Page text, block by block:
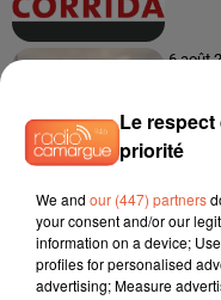
Le
priorité
We and our (447) partners
your consent and/or our
information on a device;
profiles for personalised
advertising; Measure